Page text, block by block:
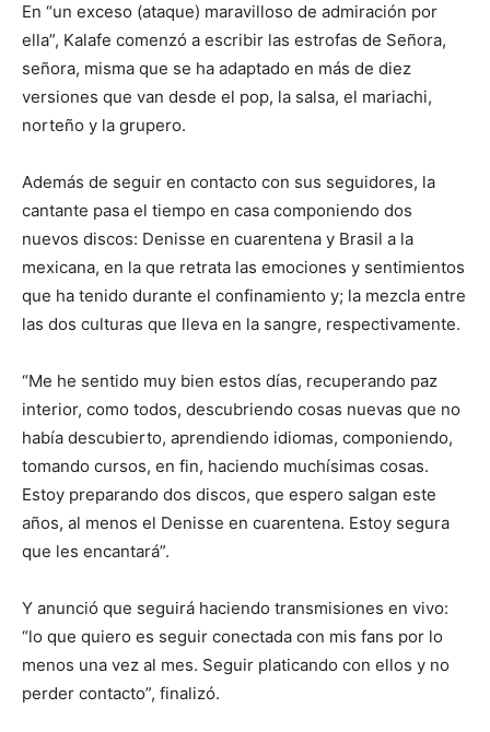
En “un exceso (ataque) maravilloso de admiración por
ella”, Kalafe comenzó a escribir las estrofas de Señora,
señora, misma que se ha adaptado en más de diez
versiones que van desde el pop, la salsa, el mariachi,
norteño y la grupero.
Además de seguir en contacto con sus seguidores, la
cantante pasa el tiempo en casa componiendo dos
nuevos discos: Denisse en cuarentena y Brasil a la
mexicana, en la que retrata las emociones y sentimientos
que ha tenido durante el confinamiento y; la mezcla entre
las dos culturas que lleva en la sangre, respectivamente.
“Me he sentido muy bien estos días, recuperando paz
interior, como todos, descubriendo cosas nuevas que no
había descubierto, aprendiendo idiomas, componiendo,
tomando cursos, en fin, haciendo muchísimas cosas.
Estoy preparando dos discos, que espero salgan este
años, al menos el Denisse en cuarentena. Estoy segura
que les encantará”.
Y anunció que seguirá haciendo transmisiones en vivo:
“lo que quiero es seguir conectada con mis fans por lo
menos una vez al mes. Seguir platicando con ellos y no
perder contacto”, finalizó.